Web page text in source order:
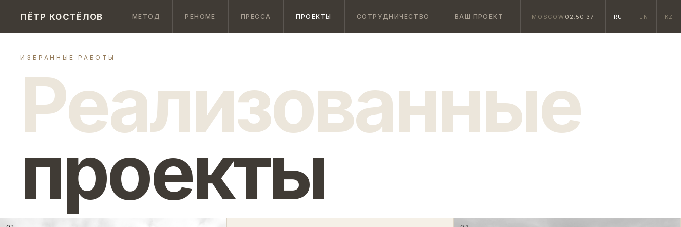
ПЁТР КОСТЁЛОВ МЕТОД РЕНОМЕ ПРЕССА ПРОЕКТЫ СОТРУДНИЧЕСТВО ВАШ ПРОЕКТ MOSCOW 02:50:38 RU EN KZ
ИЗБРАННЫЕ РАБОТЫ
Реализованные
проекты